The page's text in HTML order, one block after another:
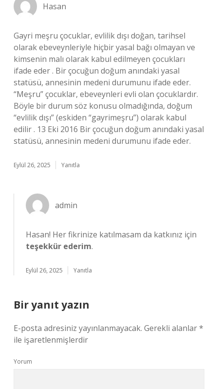
Hasan
Gayri meşru çocuklar, evlilik dışı doğan, tarihsel
olarak ebeveynleriyle hiçbir yasal bağı olmayan ve
kimsenin malı olarak kabul edilmeyen çocukları
ifade eder . Bir çocuğun doğum anındaki yasal
statüsü, annesinin medeni durumunu ifade eder.
“Meşru” çocuklar, ebeveynleri evli olan çocuklardır.
Böyle bir durum söz konusu olmadığında, doğum
“evlilik dışı” (eskiden “gayrimeşru”) olarak kabul
edilir . 13 Eki 2016 Bir çocuğun doğum anındaki yasal
statüsü, annesinin medeni durumunu ifade eder.
Eylül 26, 2025 Yanıtla
admin
Hasan! Her fikrinize katılmasam da katkınız için
teşekkür ederim.
Eylül 26, 2025 Yanıtla
Bir yanıt yazın
E-posta adresiniz yayınlanmayacak. Gerekli alanlar*
ile işaretlenmişlerdir
Yorum